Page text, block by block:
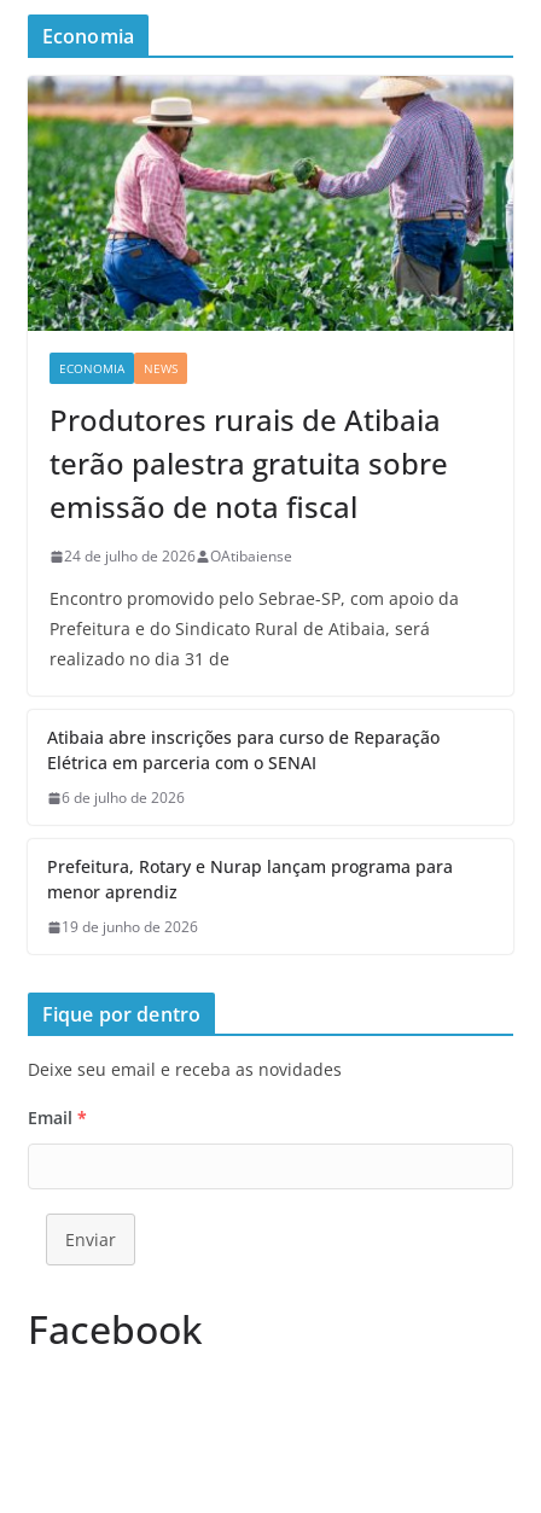
Economia
ECONOMIA NEWS
Produtores rurais de Atibaia
terão palestra gratuita sobre
emissão de nota fiscal
24 de julho de 2026 OAtibaiense
Encontro promovido pelo Sebrae-SP, com apoio da
Prefeitura e do Sindicato Rural de Atibaia, será
realizado no dia 31 de
Atibaia abre inscrições para curso de Reparação
Elétrica em parceria com o SENAI
6 de julho de 2026
Prefeitura, Rotary e Nurap lançam programa para
menor aprendiz
19 de junho de 2026
Fique por dentro
Deixe seu email e receba as novidades
Email *
Enviar
Facebook